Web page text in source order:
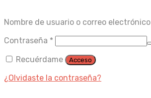
Nombre de usuario o correo electrónico
Contraseña *
Recuérdame Acceso
¿Olvidaste la contraseña?